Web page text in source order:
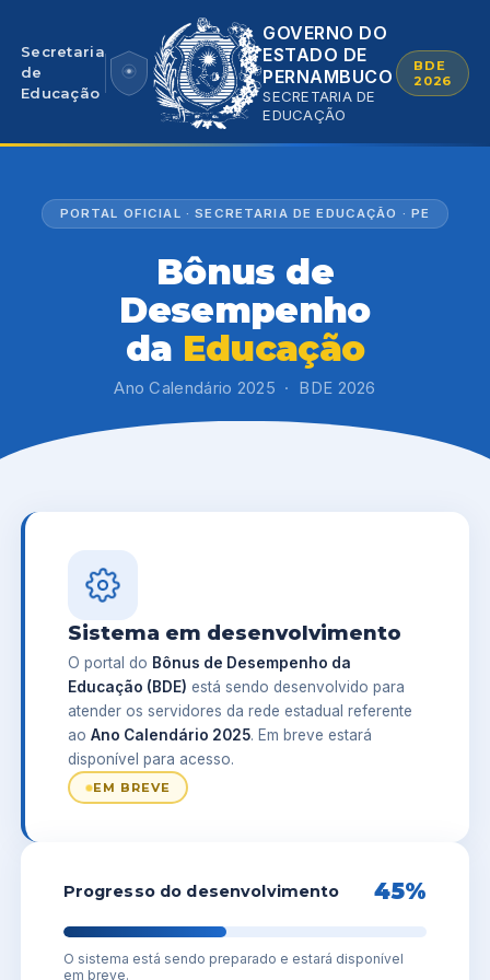
Secretaria
de
Educação
GOVERNO DO
ESTADO DE
PERNAMBUCO
SECRETARIA DE
EDUCAÇÃO
BDE
2026
PORTAL OFICIAL · SECRETARIA DE EDUCAÇÃO · PE
Bônus de
Desempenho
da Educação
Ano Calendário 2025 · BDE 2026
Sistema em desenvolvimento
O portal do Bônus de Desempenho da
Educação (BDE) está sendo desenvolvido para
atender os servidores da rede estadual referente
ao Ano Calendário 2025. Em breve estará
disponível para acesso.
EM BREVE
Progresso do desenvolvimento 45%
O sistema está sendo preparado e estará disponível
em breve.